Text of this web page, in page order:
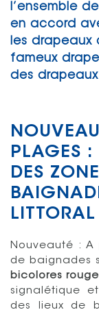
l’ensemble
en accord
les
fameux
des
PLAGES
DES
LITTORAL
Nouveauté : A
de baignades
bicolores
signalétique
des lieux de